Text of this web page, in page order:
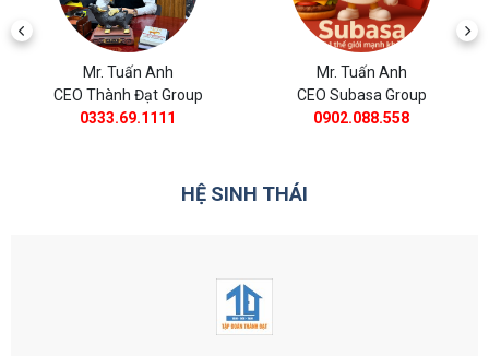
Mr. Tuấn Anh
CEO Thành Đạt Group
0333.69.1111
Mr. Tuấn Anh
CEO Subasa Group
0902.088.558
HỆ SINH THÁI